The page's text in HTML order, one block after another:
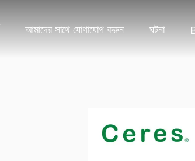
আমাদের সাথে যোগাযোগ করুন ঘটনা